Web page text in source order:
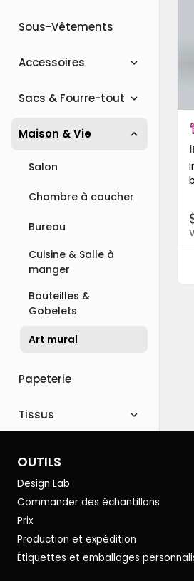
Sous-Vêtements
Accessoires
Sacs & Fourre-tout
Maison & Vie
Salon
Chambre à coucher
Bureau
Cuisine & Salle à
manger
Bouteilles &
Gobelets
Art mural
Papeterie
Tissus
OUTILS
Design Lab
Commander des échantillons
Prix
Production et expédition
Étiquettes et emballages